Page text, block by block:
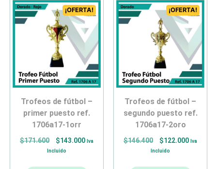
¡OFERTA!
trofeos de fútbol –
primer puesto ref.
1706a17-1orr
$171.600 $143.000 Iva
Incluido
¡OFERTA!
trofeos de fútbol –
segundo puesto ref.
1706a17-2oro
$146.400 $122.000 Iva
Incluido